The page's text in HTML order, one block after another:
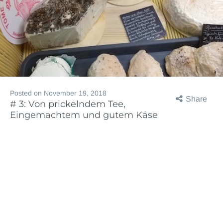
Share
Posted on November 19, 2018
# 3: Von prickelndem Tee,
Eingemachtem und gutem Käse